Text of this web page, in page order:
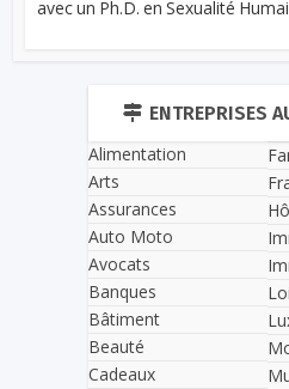
avec un Ph.D. en Sexualité
ENTREPRISES
Alimentation
Arts
Assurances
Auto Moto
Avocats
Banques
Bâtiment
Beauté
Cadeaux